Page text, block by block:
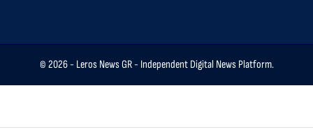
© 2026 - Leros News GR- Independent Digital News Platform.